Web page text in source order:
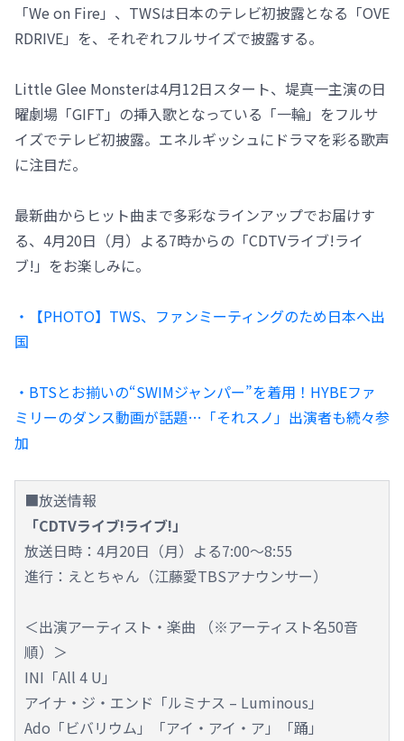
「We on Fire」、TWSは日本のテレビ初披露となる「OVE
RDRIVE」を、それぞれフルサイズで披露する。
Little Glee Monsterは4月12日スタート、堤真一主演の日
曜劇場「GIFT」の挿入歌となっている「一輪」をフルサ
イズでテレビ初披露。エネルギッシュにドラマを彩る歌声
に注目だ。
最新曲からヒット曲まで多彩なラインアップでお届けす
る、4月20日（月）よる7時からの「CDTVライブ!ライ
ブ!」をお楽しみに。
・【PHOTO】TWS、ファンミーティングのため日本へ出
国
・BTSとお揃いの“SWIMジャンパー”を着用！HYBEファ
ミリーのダンス動画が話題…「それスノ」出演者も続々参
加
■放送情報
「CDTVライブ!ライブ!」
放送日時：4月20日（月）よる7:00～8:55
進行：えとちゃん（江藤愛TBSアナウンサー）
＜出演アーティスト・楽曲 （※アーティスト名50音
順）＞
INI「All 4 U」
アイナ・ジ・エンド「ルミナス – Luminous」
Ado「ビバリウム」「アイ・アイ・ア」「踊」